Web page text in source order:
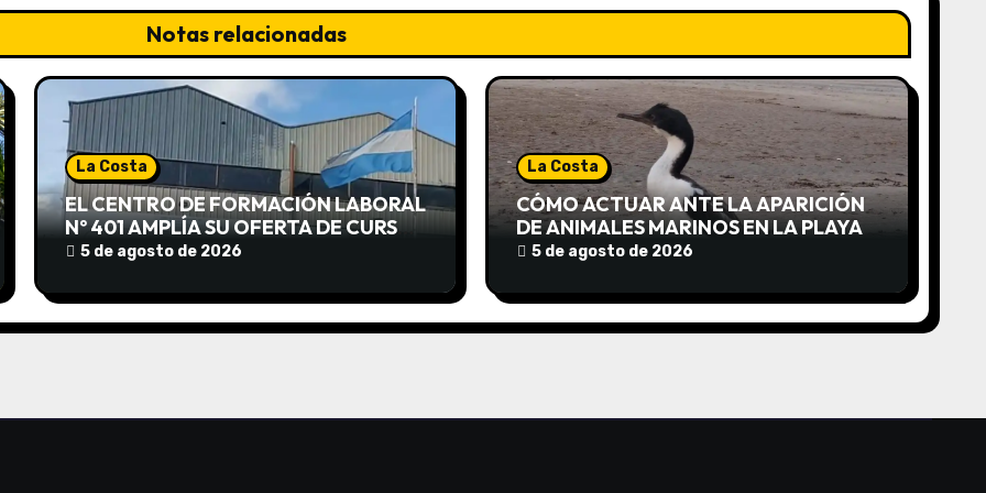
Notas relacionadas
La Costa
EL CENTRO DE FORMACIÓN LABORAL
Nº 401 AMPLÍA SU OFERTA DE CURSOS
EN LUCILA DEL MAR
5 de agosto de 2026
La Costa
CÓMO ACTUAR ANTE LA APARICIÓN
DE ANIMALES MARINOS EN LA PLAYA
5 de agosto de 2026